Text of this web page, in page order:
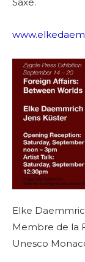
Saxe.
Elke
Membre de la
Unesco